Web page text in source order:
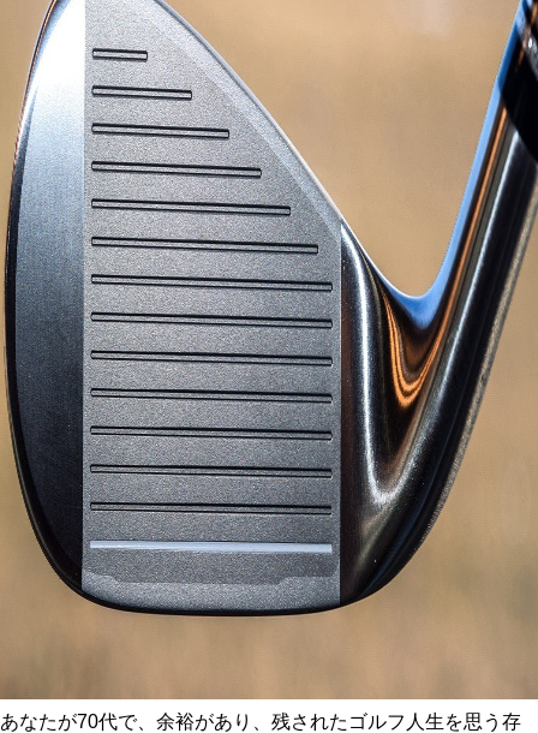
あなたが70代で、余裕があり、残されたゴルフ人生を思う存